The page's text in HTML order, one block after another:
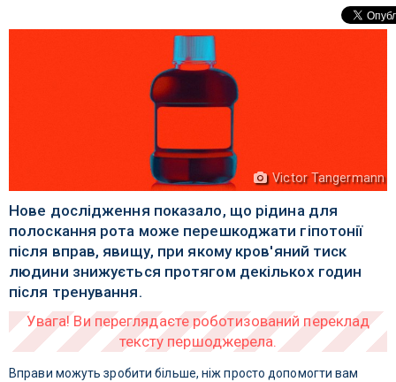
Victor Tangermann
Нове дослідження показало, що рідина для
полоскання рота може перешкоджати гіпотонії
після вправ, явищу, при якому кров'яний тиск
людини знижується протягом декількох годин
після тренування.
Вправи можуть зробити більше, ніж просто допомогти вам